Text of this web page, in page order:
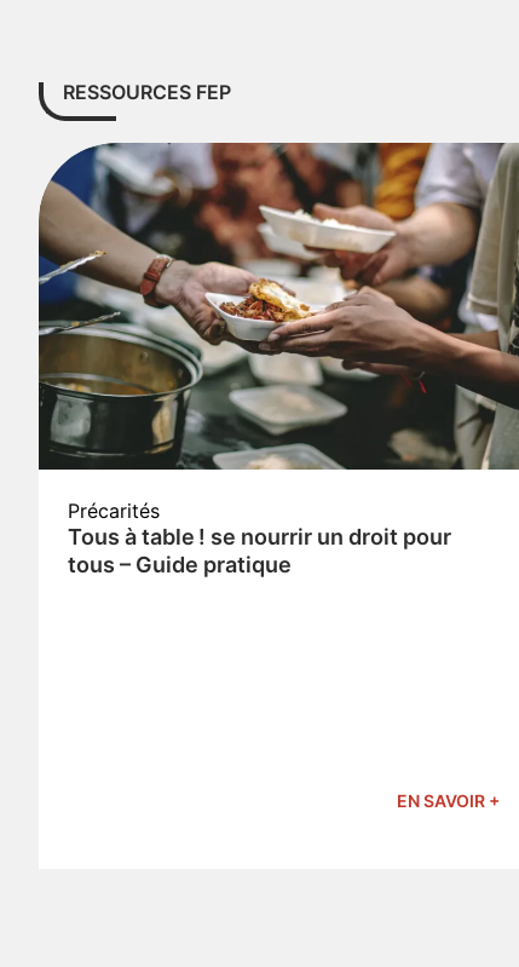
RESSOURCES FEP
Précarités
Tous à table ! se nourrir un droit pour
tous – Guide pratique
EN SAVOIR +